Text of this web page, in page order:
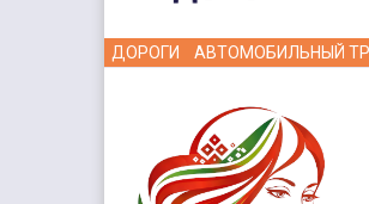
ДОРОГИ АВТОМОБИЛЬНЫЙ